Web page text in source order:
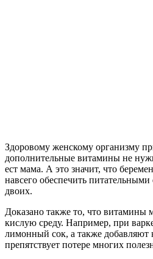
Здоровому женскому организму
дополнительные витамины не
ест мама. А это значит, что
навсего обеспечить
двоих.
Доказано также то, что витамины
кислую среду. Например, при
лимонный сок, а также добавляют
препятствует потере многих